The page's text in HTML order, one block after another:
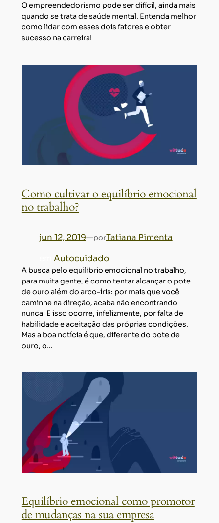
O empreendedorismo pode ser difícil, ainda mais
quando se trata de saúde mental. Entenda melhor
como lidar com esses dois fatores e obter
sucesso na carreira!
Como cultivar o equilíbrio emocional
no trabalho?
jun 12, 2019—porTatiana Pimenta
Autocuidado
A busca pelo equilíbrio emocional no trabalho,
para muita gente, é como tentar alcançar o pote
de ouro além do arco-íris: por mais que você
caminhe na direção, acaba não encontrando
nunca! E isso ocorre, infelizmente, por falta de
habilidade e aceitação das próprias condições.
Mas a boa notícia é que, diferente do pote de
ouro, o…
Equilíbrio emocional como promotor
de mudanças na sua empresa